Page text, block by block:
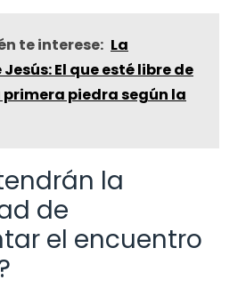
te interese: La
El que esté libre de
piedra según la
la
de
el encuentro